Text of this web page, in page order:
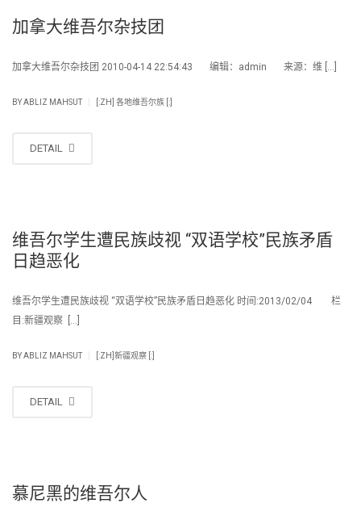
加拿大维吾尔杂技团
加拿大维吾尔杂技团 2010-04-14 22:54:43 编辑：admin 来源：维 […]
BYABLIZ MAHSUT [:ZH] 各地维吾尔族 [:]
DETAIL
维吾尔学生遭民族歧视 “双语学校”民族矛盾
日趋恶化
维吾尔学生遭民族歧视 “双语学校”民族矛盾日趋恶化 时间:2013/02/04 栏
目:新疆观察 […]
BYABLIZ MAHSUT [:ZH]新疆观察 [:]
DETAIL
慕尼黑的维吾尔人